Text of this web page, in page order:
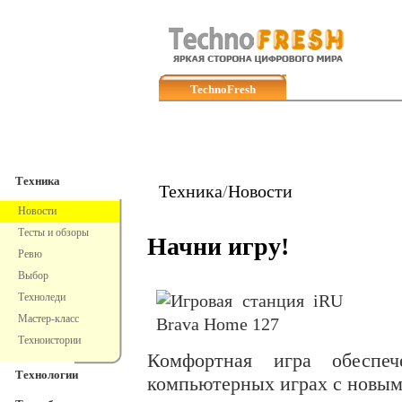
TechnoFresh
Техника
Новости
Тесты и обзоры
Ревю
Выбор
Техноледи
Мастер-класс
Техноистории
Технологии
Техника/Новости
Начни игру!
Комфортная игра
компьютерных играх с